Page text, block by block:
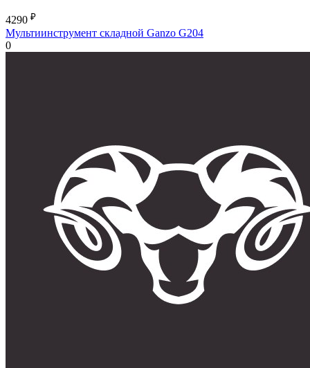
4290 ₽
Мультиинструмент складной Ganzo G204
0